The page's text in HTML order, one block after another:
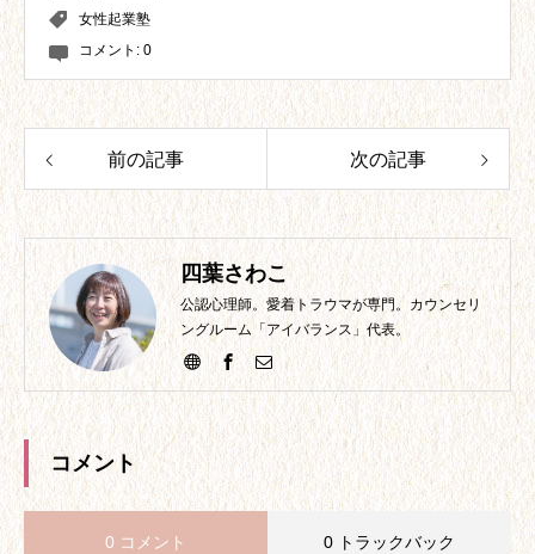
女性起業塾
コメント: 0
前の記事 次の記事
四葉さわこ
公認心理師。愛着トラウマが専門。カウンセリ
ングルーム「アイバランス」代表。
コメント
0 コメント 0 トラックバック